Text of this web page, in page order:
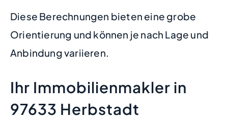
Diese Berechnungen bieten eine grobe
Orientierung und können je nach Lage und
Anbindung variieren.
Ihr Immobilienmakler in
97633 Herbstadt